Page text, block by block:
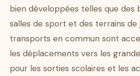
bien développées telles que des
salles de sport et des terrains de
transports en commun sont
les déplacements vers les
pour les sorties scolaires et les